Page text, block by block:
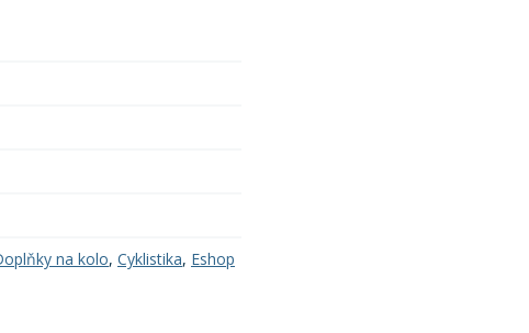
na kolo, Cyklistika, Eshop